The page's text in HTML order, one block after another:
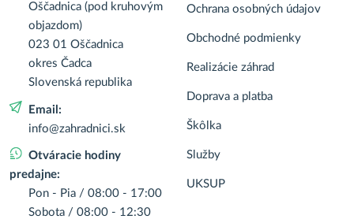
Oščadnica (pod kruhovým
objazdom)
023 01 Oščadnica
okres Čadca
Slovenská republika
Email:
info@zahradnici.sk
Otváracie hodiny
predajne:
Pon - Pia / 08:00 - 17:00
Sobota / 08:00 - 12:30
Ochrana osobných údajov
Obchodné podmienky
Realizácie záhrad
Doprava a platba
Škôlka
Služby
UKSUP